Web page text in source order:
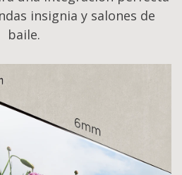
insignia y salones de
baile.